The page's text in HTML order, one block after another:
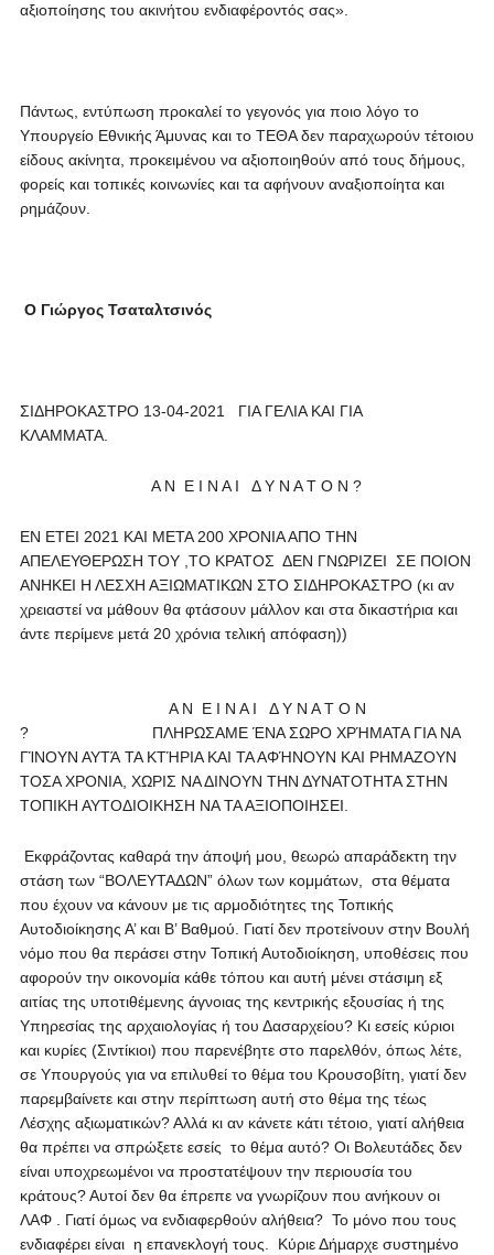
αξιοποίησης του ακινήτου ενδιαφέροντός σας».
Πάντως, εντύπωση προκαλεί το γεγονός για ποιο λόγο το
Υπουργείο Εθνικής Άμυνας και το ΤΕΘΑ δεν παραχωρούν τέτοιου
είδους ακίνητα, προκειμένου να αξιοποιηθούν από τους δήμους,
φορείς και τοπικές κοινωνίες και τα αφήνουν αναξιοποίητα και
ρημάζουν.
Ο Γιώργος Τσαταλτσινός
ΣΙΔΗΡΟΚΑΣΤΡΟ 13-04-2021 ΓΙΑ ΓΕΛΙΑ ΚΑΙ ΓΙΑ
ΚΛΑΜΜΑΤΑ.
Α Ν Ε Ι Ν Α Ι Δ Υ Ν Α Τ Ο Ν ?
ΕΝ ΕΤΕΙ 2021 ΚΑΙ ΜΕΤΑ 200 ΧΡΟΝΙΑ ΑΠΟ ΤΗΝ
ΑΠΕΛΕΥΘΕΡΩΣΗ ΤΟΥ ,ΤΟ ΚΡΑΤΟΣ ΔΕΝ ΓΝΩΡΙΖΕΙ ΣΕ ΠΟΙΟΝ
ΑΝΗΚΕΙ Η ΛΕΣΧΗ ΑΞΙΩΜΑΤΙΚΩΝ ΣΤΟ ΣΙΔΗΡΟΚΑΣΤΡΟ (κι αν
χρειαστεί να μάθουν θα φτάσουν μάλλον και στα δικαστήρια και
άντε περίμενε μετά 20 χρόνια τελική απόφαση))
Α Ν Ε Ι Ν Α Ι Δ Υ Ν Α Τ Ο Ν
? ΠΛΗΡΩΣΑΜΕ ΈΝΑ ΣΩΡΟ ΧΡΉΜΑΤΑ ΓΙΑ ΝΑ
ΓΊΝΟΥΝ ΑΥΤΆ ΤΑ ΚΤΉΡΙΑ ΚΑΙ ΤΑ ΑΦΉΝΟΥΝ ΚΑΙ ΡΗΜΑΖΟΥΝ
ΤΟΣΑ ΧΡΟΝΙΑ, ΧΩΡΙΣ ΝΑ ΔΙΝΟΥΝ ΤΗΝ ΔΥΝΑΤΟΤΗΤΑ ΣΤΗΝ
ΤΟΠΙΚΗ ΑΥΤΟΔΙΟΙΚΗΣΗ ΝΑ ΤΑ ΑΞΙΟΠΟΙΗΣΕΙ.
Εκφράζοντας καθαρά την άποψή μου, θεωρώ απαράδεκτη την
στάση των “ΒΟΛΕΥΤΑΔΩΝ” όλων των κομμάτων, στα θέματα
που έχουν να κάνουν με τις αρμοδιότητες της Τοπικής
Αυτοδιοίκησης Α’ και Β’ Βαθμού. Γιατί δεν προτείνουν στην Βουλή
νόμο που θα περάσει στην Τοπική Αυτοδιοίκηση, υποθέσεις που
αφορούν την οικονομία κάθε τόπου και αυτή μένει στάσιμη εξ
αιτίας της υποτιθέμενης άγνοιας της κεντρικής εξουσίας ή της
Υπηρεσίας της αρχαιολογίας ή του Δασαρχείου? Κι εσείς κύριοι
και κυρίες (Σιντίκιοι) που παρενέβητε στο παρελθόν, όπως λέτε,
σε Υπουργούς για να επιλυθεί το θέμα του Κρουσοβίτη, γιατί δεν
παρεμβαίνετε και στην περίπτωση αυτή στο θέμα της τέως
Λέσχης αξιωματικών? Αλλά κι αν κάνετε κάτι τέτοιο, γιατί αλήθεια
θα πρέπει να σπρώξετε εσείς το θέμα αυτό? Οι Βολευτάδες δεν
είναι υποχρεωμένοι να προστατέψουν την περιουσία του
κράτους? Αυτοί δεν θα έπρεπε να γνωρίζουν που ανήκουν οι
ΛΑΦ . Γιατί όμως να ενδιαφερθούν αλήθεια? Το μόνο που τους
ενδιαφέρει είναι η επανεκλογή τους. Κύριε Δήμαρχε συστημένο